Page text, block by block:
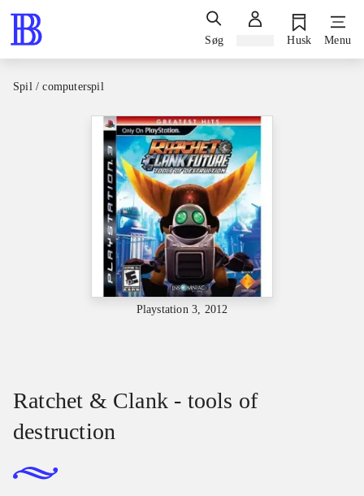
Søg Husk Menu
Spil / computerspil
Playstation 3, 2012
Ratchet & Clank - tools of
destruction